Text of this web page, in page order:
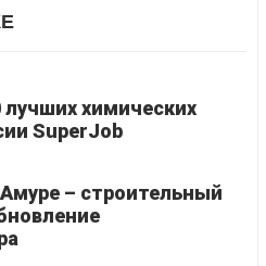
химических
SuperJob
– строительный